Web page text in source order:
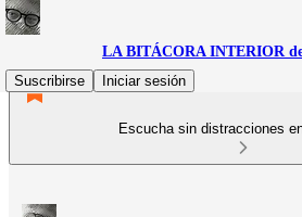
LA BITÁCORA INTERIOR
Suscribirse
Iniciar sesión
Escucha sin distracciones